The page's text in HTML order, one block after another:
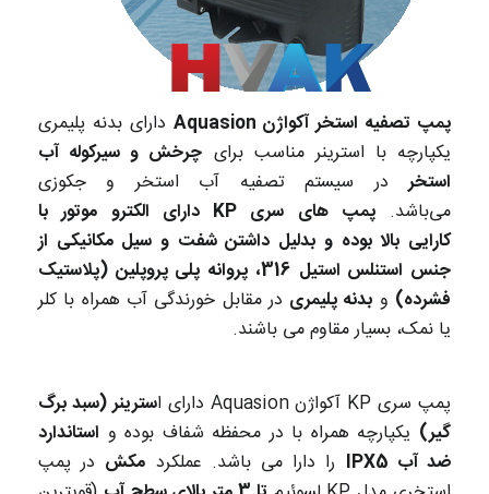
پمپ تصفیه استخر آکواژن Aquasion
دارای بدنه پلیمری
یکپارچه با استرینر مناسب برای چرخش و سیرکوله آب
استخردر سیستم تصفیه آب استخر و جکوزی
می‌باشد.
پمپ های سری KP دارای الکترو موتور با
کارایی بالا بوده و بدلیل داشتن شفت و سیل مکانیکی از
جنس استنلس استیل 316،
پروانه پلی پروپلین (پلاستیک
فشرده) و بدنه پلیمری در مقابل خورندگی آب همراه با کلر
یا نمک، بسیار مقاوم می باشند.
پمپ سری KP آکواژن Aquasion دارای ا
سترینر (سبد برگ
گیر) یکپارچه همراه با در محفظه شفاف بوده و استاندارد
ضد آب IPX5
را دارا می باشد. عملکرد مکش در پمپ